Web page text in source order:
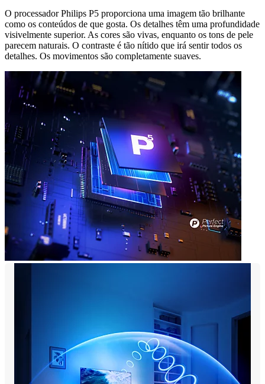
O processador Philips P5 proporciona uma imagem tão brilhante
como os conteúdos de que gosta. Os detalhes têm uma profundidade
visivelmente superior. As cores são vivas, enquanto os tons de pele
parecem naturais. O contraste é tão nítido que irá sentir todos os
detalhes. Os movimentos são completamente suaves.